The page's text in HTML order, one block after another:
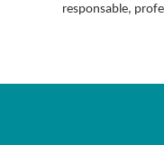
responsable,